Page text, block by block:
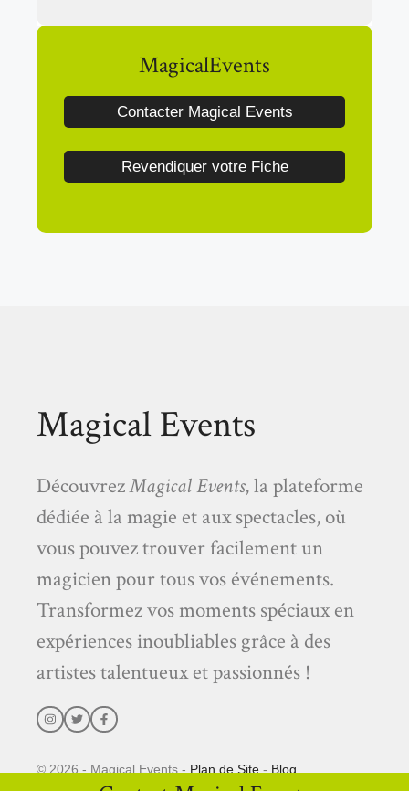
MagicalEvents
Contacter Magical Events
Revendiquer votre Fiche
Magical Events
DécouvrezMagical Events, la plateforme
dédiée à la magie et aux spectacles, où
vous pouvez trouver facilement un
magicien pour tous vos événements.
Transformez vos moments spéciaux en
expériences inoubliables grâce à des
artistes talentueux et passionnés !
© 2026 - Magical Events -Plan de Site-Blog